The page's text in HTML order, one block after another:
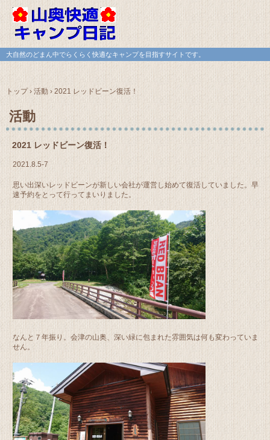
大自然のどまん中でらくらく快適なキャンプを目指すサイトです。
トップ› 活動 › 2021 レッドビーン復活！
活動
2021 レッドビーン復活！
2021.8.5-7
思い出深いレッドビーンが新しい会社が運営し始めて復活していました。早
速予約をとって行ってまいりました。
なんと７年振り。会津の山奥、深い緑に包まれた雰囲気は何も変わっていま
せん。